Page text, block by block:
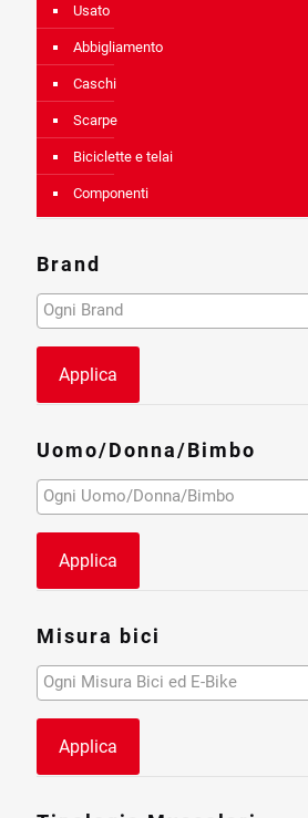
Usato
Abbigliamento
Caschi
Scarpe
Biciclette e telai
Componenti
Brand
Applica
Uomo/Donna/Bimbo
Applica
Misura bici
Applica